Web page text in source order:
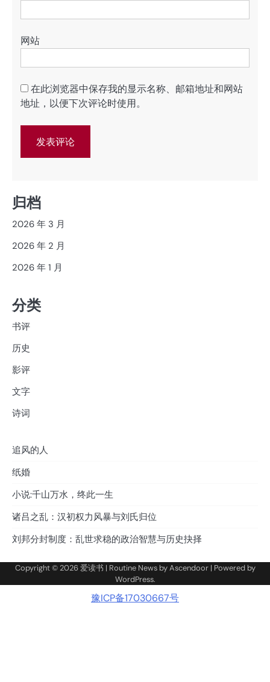
网站
在此浏览器中保存我的显示名称、邮箱地址和网站
地址，以便下次评论时使用。
归档
2026 年 3 月
2026 年 2 月
2026 年 1 月
分类
书评
历史
影评
文字
诗词
追风的人
纸婚
小说:千山万水，终此一生
诸吕之乱：汉初权力风暴与刘氏归位
刘邦分封制度：乱世求稳的政治智慧与历史抉择
Copyright © 2026爱读书 | Routine News byAscendoor| Powered by
WordPress.
豫ICP备17030667号